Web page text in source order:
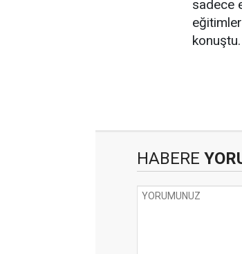
sadece
konuştu.
HABERE